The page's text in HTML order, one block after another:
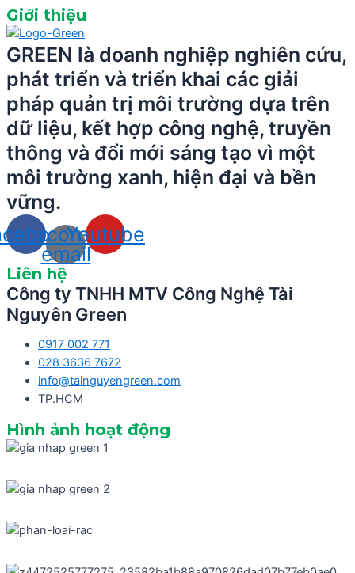
Giới thiệu
GREEN là doanh nghiệp nghiên cứu,
phát triển và triển khai các giải
pháp quản trị môi trường dựa trên
dữ liệu, kết hợp công nghệ, truyền
thông và đổi mới sáng tạo vì một
môi trường xanh, hiện đại và bền
vững.
Icon-
email
Youtube
Liên hệ
Công ty TNHH MTV Công Nghệ Tài
Nguyên Green
0917 002 771
028 3636 7672
info@tainguyengreen.com
TP.HCM
Hình ảnh hoạt động